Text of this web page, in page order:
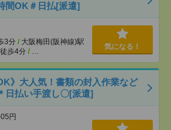
間OK＃日払[派遣]
3分 / 大阪梅田(阪神線)駅
歩4分 / …
気になる！
》大人気！書類の封入作業など
日払い手渡し〇[派遣]
円